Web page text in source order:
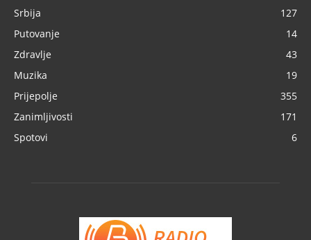
Srbija
127
Putovanje
14
Zdravlje
43
Muzika
19
Prijepolje
355
Zanimljivosti
171
Spotovi
6